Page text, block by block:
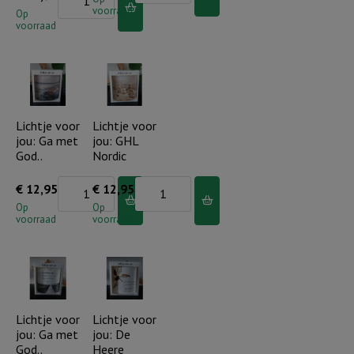
Op
voorraad
aan
dag
draagt
Hij
(schelp)
voorraad
Heere
zegent
je..
aantal
Lichtje voor
jou: Ga met
God..
€ 12,95
Op
voorraad
Lichtje
met
God..
aantal
Lichtje voor
jou: GHL
Nordic
€ 12,95
Op
voorraad
Lichtje
voor
jou:
Nordic
aantal
Lichtje voor
jou: Ga met
God..
Lichtje voor
jou: De
Heere